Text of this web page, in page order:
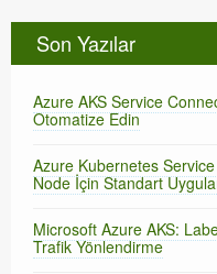
Son Yazılar
Azure AKS Service
Otomatize Edin
Azure Kubernetes
Node İçin Standart
Microsoft Azure AKS:
Trafik Yönlendirme